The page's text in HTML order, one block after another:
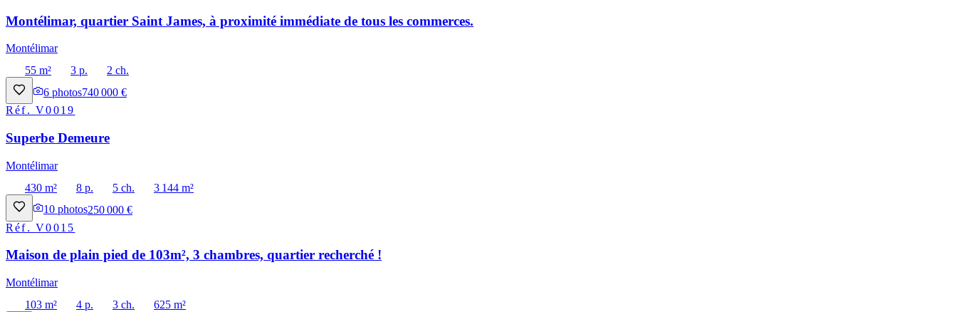
Montélimar, quartier Saint James, à proximité immédiate de tous les commerces.
Montélimar
55 m²
3 p.
2 ch.
6 photos740 000 €
Réf.V0019
Superbe Demeure
Montélimar
430 m²
8 p. 5 ch.
3 144 m²
10 photos250 000 €
Réf.V0015
Maison de plain pied de 103m², 3 chambres, quartier recherché !
Montélimar
103 m²
4 p. 3 ch.
625 m²